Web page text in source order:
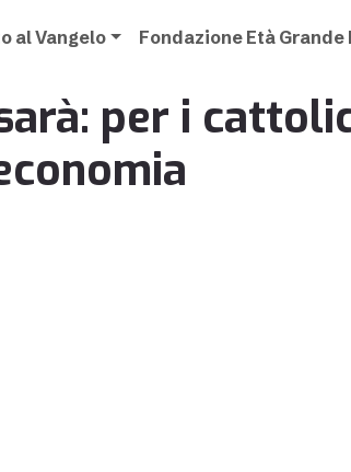
al Vangelo Fondazione Età Grande
per i